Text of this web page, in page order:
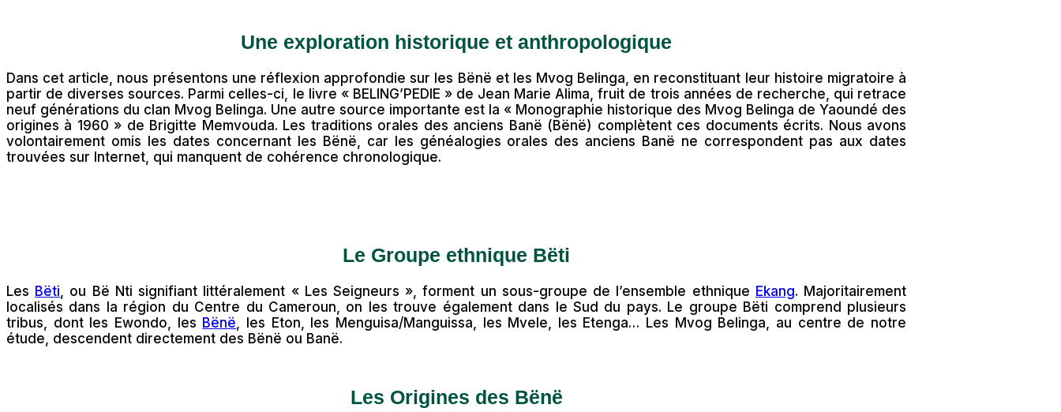
Une exploration historique et anthropologique
Dans cet article, nous présentons une réflexion approfondie sur les Bënë et les Mvog Belinga, en reconstituant leur histoire migratoire à
partir de diverses sources. Parmi celles-ci, le livre « BELING’PEDIE » de Jean Marie Alima, fruit de trois années de recherche, qui retrace
neuf générations du clan Mvog Belinga. Une autre source importante est la « Monographie historique des Mvog Belinga de Yaoundé des
origines à 1960 » de Brigitte Memvouda. Les traditions orales des anciens Banë (Bënë) complètent ces documents écrits. Nous avons
volontairement omis les dates concernant les Bënë, car les généalogies orales des anciens Banë ne correspondent pas aux dates
trouvées sur Internet, qui manquent de cohérence chronologique.
Le Groupe ethnique Bëti
Les Bëti , ou Bë Nti signifiant littéralement « Les Seigneurs », forment un sous-groupe de l’ensemble ethnique Ekang. Majoritairement
localisés dans la région du Centre du Cameroun, on les trouve également dans le Sud du pays. Le groupe Bëti comprend plusieurs
tribus, dont les Ewondo, les Bënë , les Eton, les Menguisa/Manguissa, les Mvele, les Etenga… Les Mvog Belinga, au centre de notre
étude, descendent directement des Bënë ou Banë.
Les Origines des Bënë